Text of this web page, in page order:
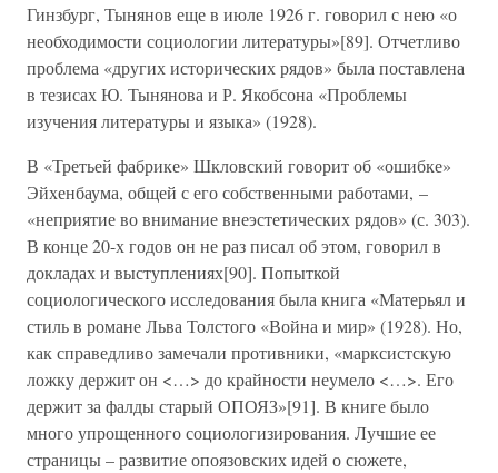
Гинзбург, Тынянов еще в июле 1926 г. говорил с нею «о
необходимости социологии литературы»[89]. Отчетливо
проблема «других исторических рядов» была поставлена
в тезисах Ю. Тынянова и Р. Якобсона «Проблемы
изучения литературы и языка» (1928).
В «Третьей фабрике» Шкловский говорит об «ошибке»
Эйхенбаума, общей с его собственными работами, –
«неприятие во внимание внеэстетических рядов» (с. 303).
В конце 20-х годов он не раз писал об этом, говорил в
докладах и выступлениях[90]. Попыткой
социологического исследования была книга «Матерьял и
стиль в романе Льва Толстого «Война и мир» (1928). Но,
как справедливо замечали противники, «марксистскую
ложку держит он <…> до крайности неумело <…>. Его
держит за фалды старый ОПОЯЗ»[91]. В книге было
много упрощенного социологизирования. Лучшие ее
страницы – развитие опоязовских идей о сюжете,